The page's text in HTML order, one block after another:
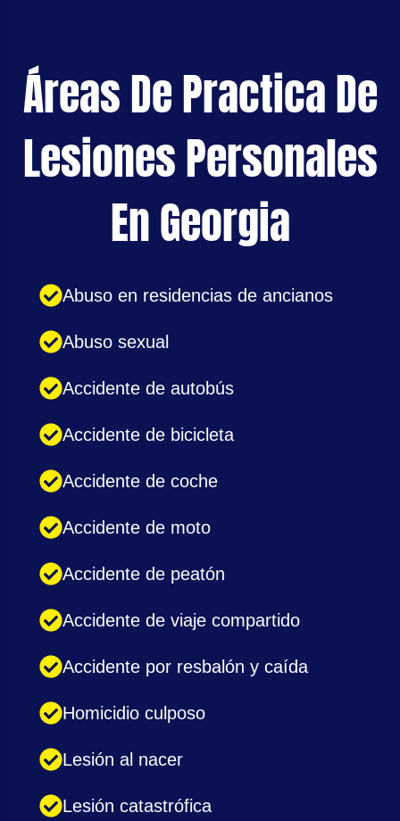
Áreas De Practica De
Lesiones Personales
En Georgia
Abuso en residencias de ancianos
Abuso sexual
Accidente de autobús
Accidente de bicicleta
Accidente de coche
Accidente de moto
Accidente de peatón
Accidente de viaje compartido
Accidente por resbalón y caída
Homicidio culposo
Lesión al nacer
Lesión catastrófica